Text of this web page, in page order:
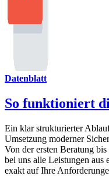
Datenblatt
So funktioniert
Ein klar strukturierter
Umsetzung moderner
Von der ersten Beratung
bei uns alle Leistungen aus
exakt auf Ihre